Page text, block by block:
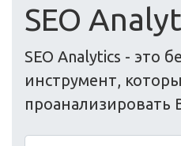
SEO
SEO Analytics - это
инструмент,
проанализировать